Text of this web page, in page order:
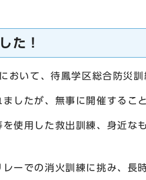
た！
いて、待鳳学区総合防災訓
したが、無事に開催するこ
使用した救出訓練、身近な
ーでの消火訓練に挑み、長